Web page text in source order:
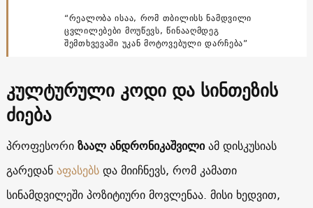
“რეალობა ისაა, რომ თბილისს ნამდვილი
ცვლილებები მოუწევს, წინააღმდეგ
შემთხვევაში უკან მოტოვებული დარჩება”
კულტურული კოდი და სინთეზის
ძიება
პროფესორიზაალ ანდრონიკაშვილიამ დისკუსიას
გარედანაფასებსდა მიიჩნევს, რომ კამათი
სინამდვილეში პოზიტიური მოვლენაა. მისი ხედვით,